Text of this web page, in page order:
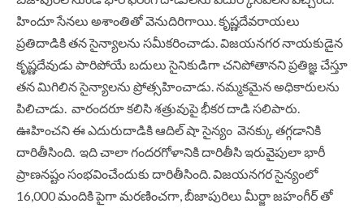
హిందూ సేనలు అశాంతితో వెనుదిరిగాయి. కృష్ణదేవరాయలు
ప్రతిదాడికి తన సైన్యాలను సమీకరించాడు. విజయనగర నాయకుడైన
కృష్ణదేవుడు పారిపోయే బదులు సైనికుడిగా చనిపోతానని ప్రతిజ్ఞ చేస్తూ
తన మిగిలిన సైన్యాలను ప్రోత్సహించాడు. నమ్మకమైన అధికారులను
పిలిచాడు. వారందరూ కలిసి శత్రువుపై భీకర దాడి సలిపారు.
ఊహించని ఈ ఎదురుదాడికి ఆదిల్ షా సైన్యం వెనక్కు తగ్గడానికి
దారితీసింది. ఇది చాలా గందరగోళానికి దారితీసి ఇరువైపులా భారీ
ప్రాణనష్టం సంభవించేందుకు దారితీసింది. విజయనగర సైన్యంలో
16,000 మందికి పైగా మరణించగా, బీజాపురిలు మీర్జా జహంగీర్ తో